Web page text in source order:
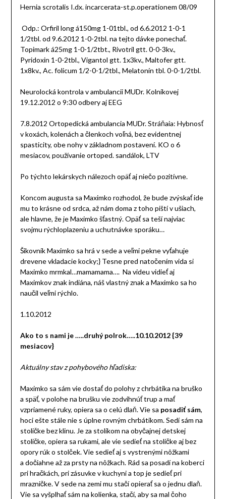
Hernia scrotalis I.dx. incarcerata-st.p.operationem 08/09
Odp.: Orfiril long á150mg 1-01tbl., od 6.6.2012 1-0-1
1/2tbl. od 9.6.2012 1-0-2tbl. na tejto dávke ponechať.
Topimark á25mg 1-0-1/2tbt., Rivotril gtt. 0-0-3kv.,
Pyridoxin 1-0-2tbl., Vigantol gtt. 1x3kv., Maltofer gtt.
1x8kv., Ac. folicum 1/2-0-1/2tbl., Melatonín tbl. 0-0-1/2tbl.
Neurolocká kontrola v ambulancii MUDr. Kolníkovej
19.12.2012 o 9:30 odbery aj EEG
7.8.2012 Ortopedická ambulancia MUDr. Stráňaia: Hybnosť
v koxách, kolenách a členkoch voľná, bez evidentnej
spasticity, obe nohy v základnom postavení. KO o 6
mesiacov, používanie ortoped. sandálok, LTV
Po týchto lekárskych nálezoch opäť aj niečo pozitívne.
Koncom augusta sa Maximko rozhodol, že bude zvýskať ide
mu to krásne od srdca, až nám doma z toho piští v ušiach,
ale hlavne, že je Maximko šťastný. Opäť sa teší najviac
svojmu rýchloplazeniu a uchutnávke sporáku…
Šikovník Maximko sa hrá v sede a veľmi pekne vyťahuje
drevene vkladacie kocky;} Tesne pred natočením vida si
Maximko mrmkal…mamamama…. Na videu vidieť aj
Maximkov znak indiána, náš vlastný znak a Maximko sa ho
naučil veľmi rýchlo.
1.10.2012
Ako to s nami je …..druhý polrok…..10.10.2012 {39
mesiacov}
Aktuálny stav z pohybového hľadiska:
Maximko sa sám vie dostať do polohy z chrbátika na bruško
a späť, v polohe na brušku vie zodvihnúť trup a mať
vzpriamené ruky, opiera sa o celú dlaň. Vie sa posadiť sám,
hoci ešte stále nie s úplne rovným chrbátikom. Sedí sám na
stoličke bez klinu. Je za stolíkom na obyčajnej detskej
stoličke, opiera sa rukami, ale vie sedieť na stoličke aj bez
opory rúk o stolček. Vie sedieť aj s vystrenými nôžkami
a dočiahne až za prsty na nôžkach. Rád sa posadí na koberci
pri hračkách, pri zásuvke v kuchyni a top je sedieť pri
mrazničke. V sede na zemi mu stačí opierať sa o jednu dlaň.
Vie sa vyšplhať sám na kolienka, stačí, aby sa mal čoho